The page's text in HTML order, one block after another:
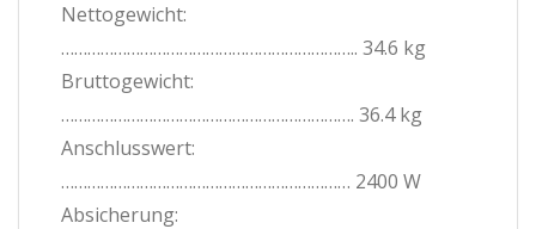
Nettogewicht:
………………………………………………………….. 34.6 kg
Bruttogewicht:
…………………………………………………………. 36.4 kg
Anschlusswert:
………………………………………………………… 2400 W
Absicherung: